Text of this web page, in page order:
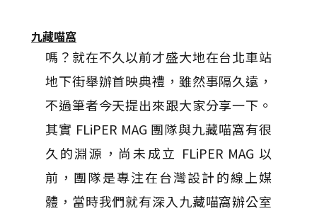
九藏喵窩
嗎？就在不久以前才盛大地在台北車站
地下街舉辦首映典禮，雖然事隔久遠，
不過筆者今天提出來跟大家分享一下。
其實 FLiPER MAG 團隊與九藏喵窩有很
久的淵源，尚未成立 FLiPER MAG 以
前，團隊是專注在台灣設計的線上媒
體，當時我們就有深入九藏喵窩辦公室